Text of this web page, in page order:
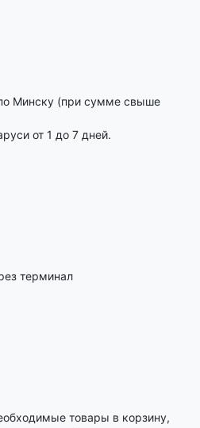
Минску (при сумме свыше
от 1 до 7 дней.
терминал
товары в корзину,